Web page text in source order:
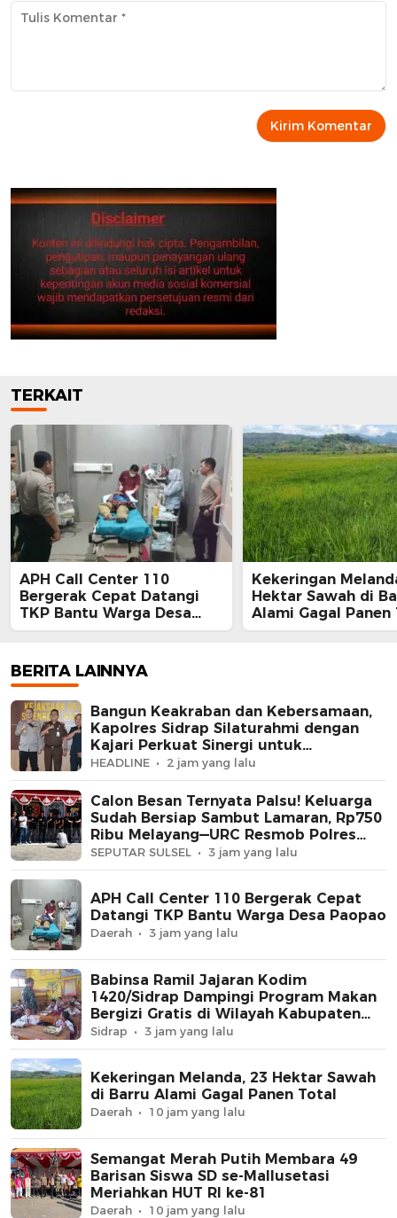
TERKAIT
APH Call Center 110
Bergerak Cepat Datangi
TKP Bantu Warga Desa
Paopao
Kekeringan
Hektar Sawah di
Alami Gagal Panen
BERITA LAINNYA
Bangun Keakraban dan Kebersamaan,
Kapolres Sidrap Silaturahmi dengan
Kajari Perkuat Sinergi untuk
Masyarakat
HEADLINE 2 jam yang lalu
Calon Besan Ternyata Palsu! Keluarga
Sudah Bersiap Sambut Lamaran, Rp750
Ribu Melayang—URC Resmob Polres
Sidrap Ringkus Terduga Pelaku
SEPUTAR SULSEL 3 jam yang lalu
APH Call Center 110 Bergerak Cepat
Datangi TKP Bantu Warga Desa Paopao
Daerah 3 jam yang lalu
Babinsa Ramil Jajaran Kodim
1420/Sidrap Dampingi Program Makan
Bergizi Gratis di Wilayah Kabupaten
Sidrap
Sidrap 3 jam yang lalu
Kekeringan Melanda, 23 Hektar Sawah
di Barru Alami Gagal Panen Total
Daerah 10 jam yang lalu
Semangat Merah Putih Membara 49
Barisan Siswa SD se-Mallusetasi
Meriahkan HUT RI ke-81
Daerah 10 jam yang lalu